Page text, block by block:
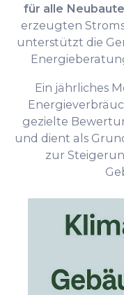
für alle
erzeugten
unterstützt die
Ein jährliches
gezielte
und dient als
zur